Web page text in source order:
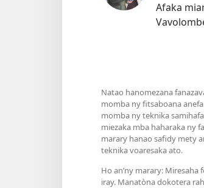
Afaka
Natao hanomezana
momba ny fitsaboana
momba ny teknika
miezaka mba haharaka ny
marary hanao safidy mety
teknika voaresaka ato.
Ho an’ny marary:
iray. Manatòna dokotera